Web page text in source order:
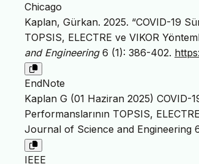
Chicago
Kaplan, Gürkan. 2025. “COVID-19
TOPSIS, ELECTRE ve VIKOR
and Engineering6 (1): 386-402.
EndNote
Kaplan G (01 Haziran 2025) COVID-
Performanslarının TOPSIS,
Journal of Science and Engineering
IEEE